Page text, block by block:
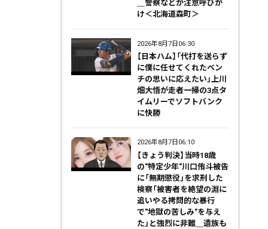
＿警察などが注意呼びか
け＜北海道森町＞
2026年8月7日06:30
【日本ハム】「代打を送らず
に僕に任せてくれたベン
チの思いに応えたい」上川
畑大悟が走者一掃の3点タ
イムリーでソフトバンク
に快勝
2026年8月7日06:10
【きょう判決】当時18歳
の"特定少年"川口侑斗被告
に「無期懲役」を求刑した
検察「被害者を絶望の淵に
追いやる拷問的な暴行
で"地獄の苦しみ"を与え
た」と強烈に非難＿遺族も